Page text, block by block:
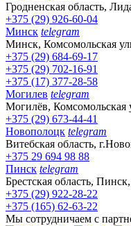
Гродненская область,
+375 (29) 926-60-04
Минск telegram
Минск, Комсомольская
+375 (29) 684-69-17
+375 (29) 702-16-91
+375 (17) 377-28-58
Могилев telegram
Могилёв, Комсомольская
+375 (29) 673-44-41
Новополоцк telegram
Витебская область,
+375 29 694 98 88
Пинск telegram
Брестская область,
+375 (29) 922-28-22
+375 (165) 62-63-22
Мы сотрудничаем с